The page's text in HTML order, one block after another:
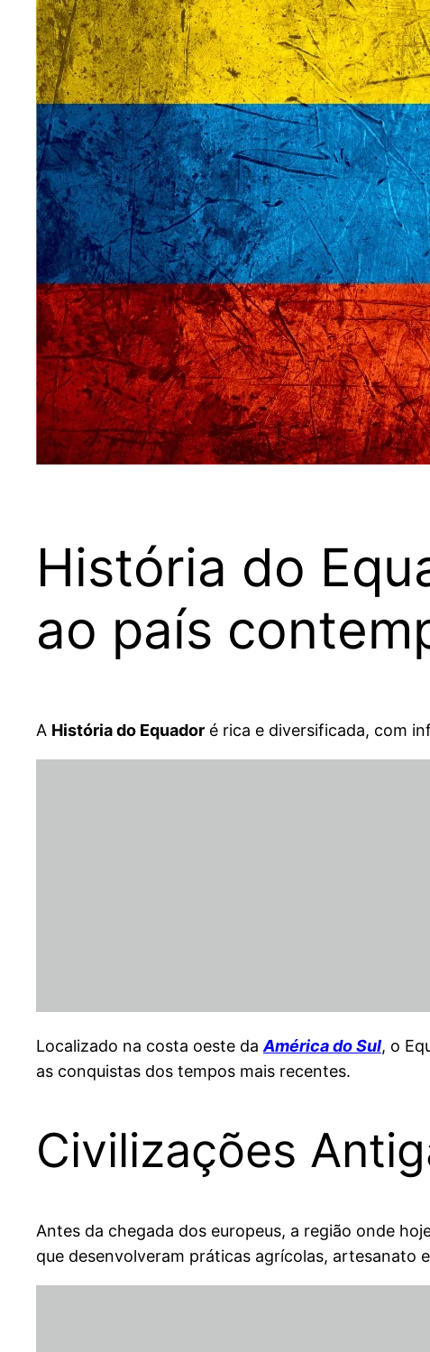
História do
ao país
A História do Equador é rica e diversificada, com
Localizado na costa oeste daAmérica do Sul, o
as conquistas dos tempos mais recentes.
Civilizações
Antes da chegada dos europeus, a região onde
que desenvolveram práticas agrícolas, artesanato